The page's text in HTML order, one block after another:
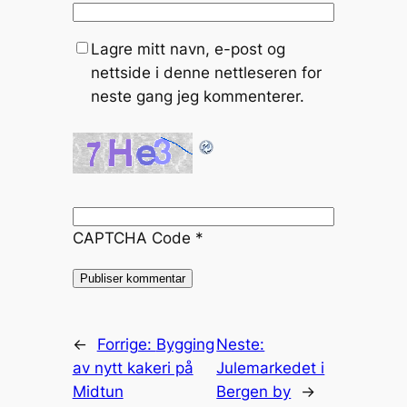
Lagre mitt navn, e-post og
nettside i denne nettleseren for
neste gang jeg kommenterer.
CAPTCHA Code *
← Forrige: Bygging
av nytt kakeri på
Midtun
Neste:
Julemarkedet i
Bergen by
→